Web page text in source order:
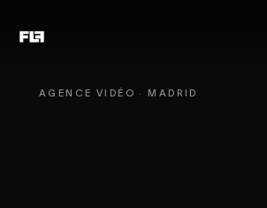
AGENCE VIDÉO · MADRID